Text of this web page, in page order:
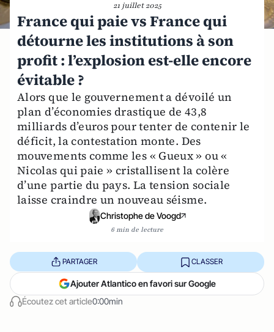
21 juillet 2025
France qui paie vs France qui
détourne les institutions à son
profit : l’explosion est-elle encore
évitable ?
Alors que le gouvernement a dévoilé un
plan d’économies drastique de 43,8
milliards d’euros pour tenter de contenir le
déficit, la contestation monte. Des
mouvements comme les « Gueux » ou «
Nicolas qui paie » cristallisent la colère
d’une partie du pays. La tension sociale
laisse craindre un nouveau séisme.
Christophe de Voogd
6 min de lecture
Écoutez cet article0:00min
PARTAGER CLASSER
Ajouter Atlantico en favori sur Google